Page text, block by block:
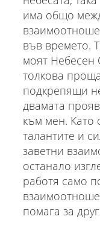
има общо
във времето.
моят Небесен
толкова
подкрепящи
двамата
към мен. Като
талантите и
заветни
останало
работя само
помага за